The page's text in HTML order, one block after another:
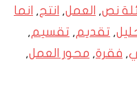
نص, العمل, انتج, انما
, تقديم , تقسيم ,
, فقرة, محور العمل,